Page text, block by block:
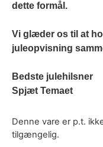
dette formål.
Vi glæder os til at
juleopvisning
Bedste julehilsner
Spjæt Temaet
Denne vare er p.t.
tilgængelig.